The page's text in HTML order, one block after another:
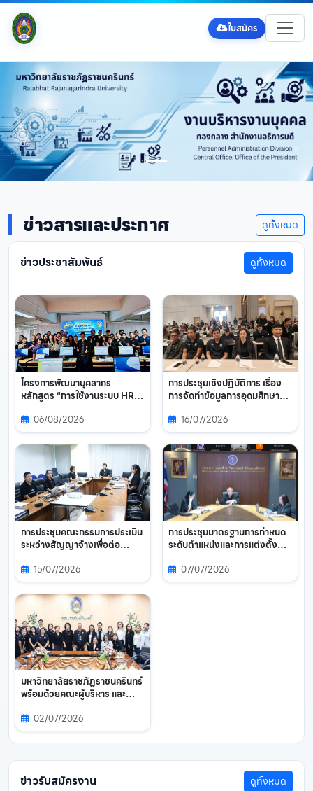
ใบสมัคร
ข่าวสารและประกาศ ดูทั้งหมด
ข่าวประชาสัมพันธ์ ดูทั้งหมด
โครงการพัฒนาบุคลากร
หลักสูตร “การใช้งานระบบ HR-
Potential Reinventing)” รุ่นที่
1
06/08/2026
การประชุมเชิงปฏิบัติการ เรื่อง
การจัดทำข้อมูลการอุดมศึกษา
เกณฑ์ วิธีการ และระยะเวลาการ
เปิดเผยและการส่งข้อมูลการ
อุดมศึกษา พ.ศ. 2566 ปีการ
ศึกษา 2569
16/07/2026
การประชุมคณะกรรมการประเมิน
ระหว่างสัญญาจ้างเพื่อต่อ
สายสนับสนุน กองกลาง
สำนักงานอธิการบดี
15/07/2026
การประชุมมาตรฐานการกำหนด
ระดับตำแหน่งและการแต่งตั้ง
อุดมศึกษาให้ดำรงตำแหน่งสูงขึ้น
07/07/2026
มหาวิทยาลัยราชภัฏราชนครินทร์
พร้อมด้วยคณะผู้บริหาร และ
ศึกษาดูงานจากมหาวิทยาลัย
ราชภัฏนครราชสีมา
02/07/2026
ข่าวรับสมัครงาน ดูทั้งหมด